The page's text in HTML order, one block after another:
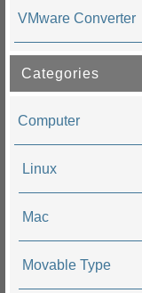
VMware Converter
Categories
Computer
Linux
Mac
Movable Type